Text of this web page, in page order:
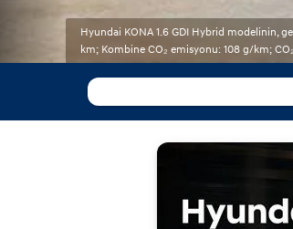
Hyundai KONA 1.6 GDI Hybrid modelinin,
km; Kombine CO₂ emisyonu: 108 g/km;